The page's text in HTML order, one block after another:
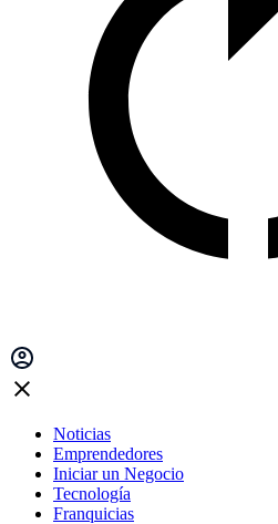
Noticias
Emprendedores
Iniciar un Negocio
Tecnología
Franquicias